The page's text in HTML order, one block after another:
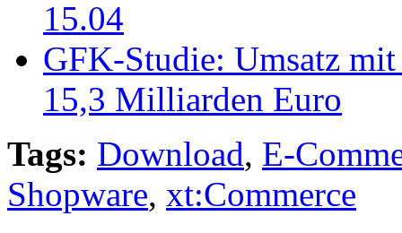
15.04
GFK-Studie: Umsatz
15,3 Milliarden Euro
Tags: Download, E-
Shopware, xt:Commerce